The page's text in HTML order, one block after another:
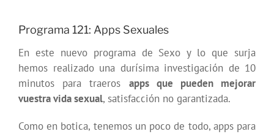
Programa 121: Apps Sexuales
En este nuevo programa de Sexo y lo que surja
hemos realizado una durísima investigación de 10
minutos para traeros apps que pueden mejorar
vuestra vida sexual, satisfacción no garantizada.
Como en botica, tenemos un poco de todo, apps para